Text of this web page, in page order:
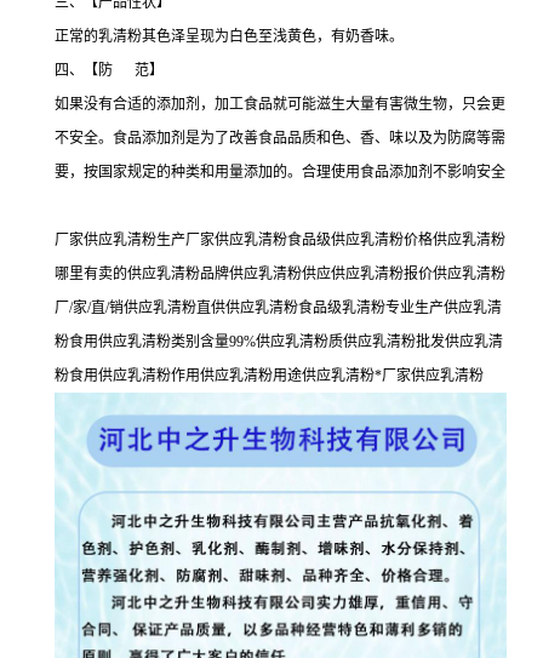
正常的乳清粉其色泽呈现为白色至浅黄色，有奶香味。
四、【防 范】
如果没有合适的添加剂，加工食品就可能滋生大量有害微生物，只会更
不安全。食品添加剂是为了改善食品品质和色、香、味以及为防腐等需
要，按国家规定的种类和用量添加的。合理使用食品添加剂不影响安全
厂家供应乳清粉生产厂家供应乳清粉食品级供应乳清粉价格供应乳清粉
哪里有卖的供应乳清粉品牌供应乳清粉供应供应乳清粉报价供应乳清粉
厂/家/直/销供应乳清粉直供供应乳清粉食品级乳清粉专业生产供应乳清
粉食用供应乳清粉类别含量99%供应乳清粉质供应乳清粉批发供应乳清
粉食用供应乳清粉作用供应乳清粉用途供应乳清粉*厂家供应乳清粉